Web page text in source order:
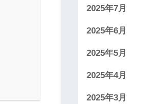
2025年7月
2025年6月
2025年5月
2025年4月
2025年3月